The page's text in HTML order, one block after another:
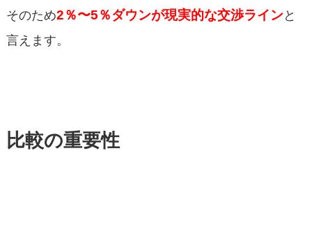
そのため2％〜5％ダウンが現実的な交渉ライン と
言えます。
比較の重要性